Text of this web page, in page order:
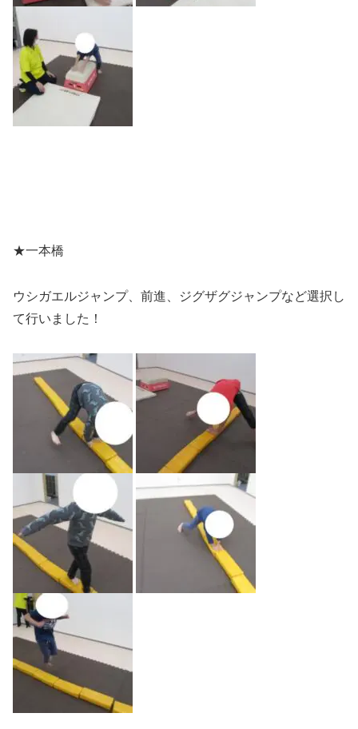
★一本橋
ウシガエルジャンプ、前進、ジグザグジャンプなど選択し
て行いました！